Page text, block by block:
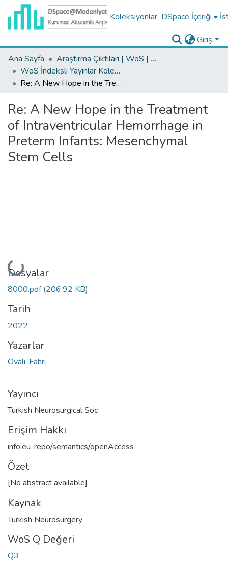
Koleksiyonlar DSpace İçeriği
Giriş
Ana Sayfa
Araştırma Çıktıları | WoS | Scopus | TR-Dizin | PubMed
WoS İndeksli Yayınlar Koleksiyonu
Re: A New Hope in the Treatment of Intraventricular Hemorrhage in Preterm Infants: Mesenchymal Stem Cells
Re: A New Hope in the Treatment
of Intraventricular Hemorrhage in
Preterm Infants: Mesenchymal
Stem Cells
Yükleniyor...
Dosyalar
8000.pdf(206.92 KB)
Tarih
2022
Yazarlar
Ovalı, Fahri
Yayıncı
Turkish Neurosurgical Soc
Erişim Hakkı
info:eu-repo/semantics/openAccess
Özet
[No abstract available]
Kaynak
Turkish Neurosurgery
WoS Q Değeri
Q3